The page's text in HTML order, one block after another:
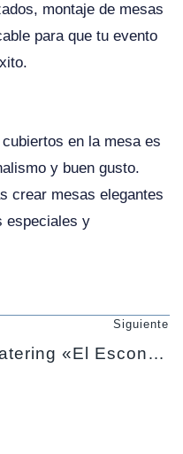
montaje de mesas
para que tu evento
en la mesa es
y buen gusto.
crear mesas elegantes
especiales y
Siguiente
Catering «El Escondite» estrena blog